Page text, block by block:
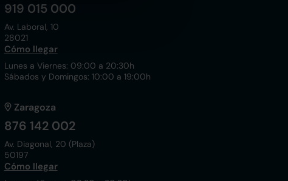
919 015 000
Av. Laboral, 10
28021
Cómo llegar
Lunes a Viernes: 09:00 a 20:30h
Sábados y Domingos: 10:00 a 19:00h
Zaragoza
876 142 002
Av. Diagonal, 20 (Plaza)
50197
Cómo llegar